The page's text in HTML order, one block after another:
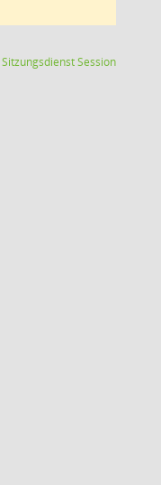
SitzungsdienstSession(Wird in